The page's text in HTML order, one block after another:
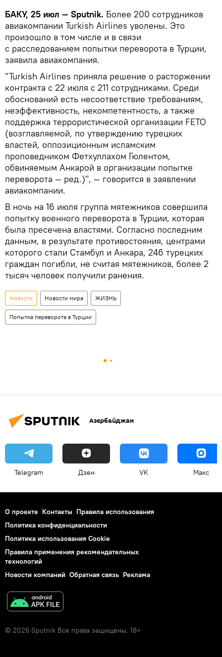
БАКУ, 25 июл — Sputnik. Более 200 сотрудников
авиакомпании Turkish Airlines уволены. Это
произошло в том числе и в связи
с расследованием попытки переворота в Турции,
заявила авиакомпания.
"Turkish Airlines приняла решение о расторжении
контракта с 22 июля с 211 сотрудниками. Среди
обоснований есть несоответствие требованиям,
неэффективность, некомпетентность, а также
поддержка террористической организации FETO
(возглавляемой, по утверждению турецких
властей, оппозиционным исламским
проповедником Фетхуллахом Гюлентом,
обвиняемым Анкарой в организации попытке
переворота — ред.)", — говорится в заявлении
авиакомпании.
В ночь на 16 июля группа мятежников совершила
попытку военного переворота в Турции, которая
была пресечена властями. Согласно последним
данным, в результате противостояния, центрами
которого стали Стамбул и Анкара, 246 турецких
граждан погибли, не считая мятежников, более 2
тысяч человек получили ранения.
Новости Новости мира ЖИЗНЬ
Попытка переворота в Турции
Азербайджан
Telegram Дзен VK Макс
О проекте Контакты Правила использования
Политика конфиденциальности
Политика использования Cookie
Правила применения рекомендательных
технологий
Новости компаний Обратная связь Реклама
© 2026 Sputnik Все права защищены. 18+